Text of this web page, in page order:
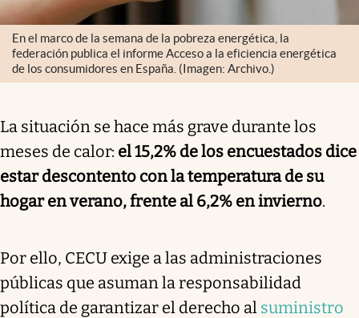
En el marco de la semana de la pobreza energética, la
federación publica el informe Acceso a la eficiencia energética
de los consumidores en España. (Imagen: Archivo.)
La situación se hace más grave durante los
meses de calor: el 15,2% de los encuestados dice
estar descontento con la temperatura de su
hogar en verano, frente al 6,2% en invierno.
Por ello, CECU exige a las administraciones
públicas que asuman la responsabilidad
política de garantizar el derecho al suministro